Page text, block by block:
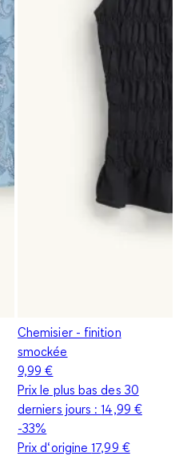
Chemisier - finition
smockée
9,99 €
Prix le plus bas des 30
derniers jours :14,99 €
-33%
Prix d‘origine17,99 €